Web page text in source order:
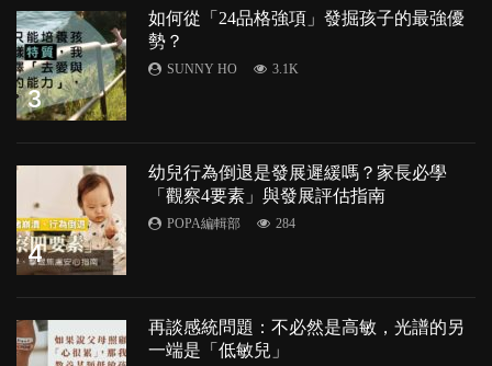
3
如何從「24品格強項」發掘孩子的最強優
勢？
SUNNY HO 3.1K
4
幼兒行為倒退是發展遲緩嗎？家長必學
「觀察4要素」與發展評估指南
POPA編輯部 284
再談感統問題：不必然是高敏，光譜的另
一端是「低敏兒」